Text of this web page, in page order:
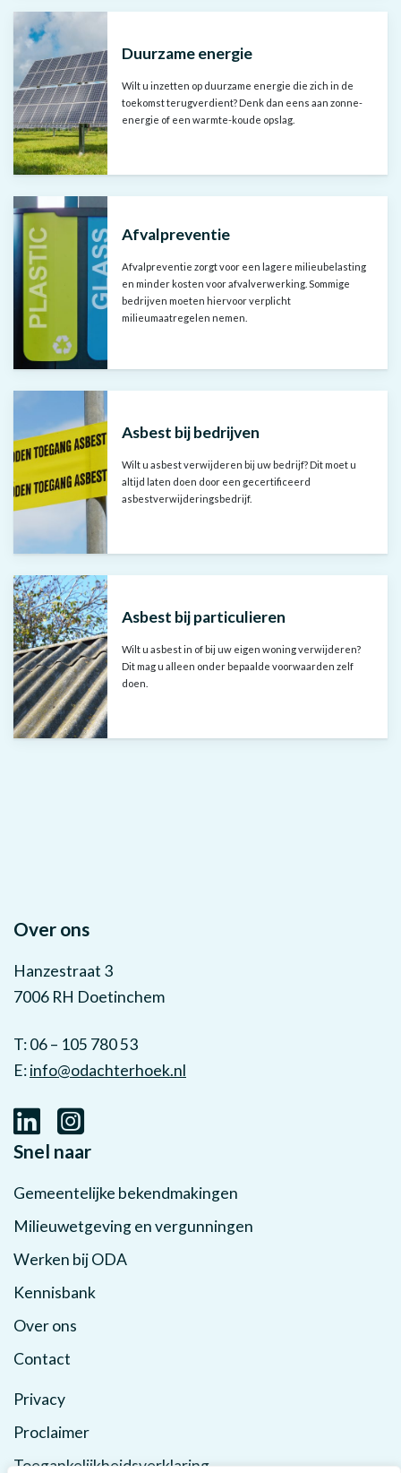
Duurzame energie
Wilt u inzetten op duurzame energie die zich in de
toekomst terugverdient? Denk dan eens aan zonne-
energie of een warmte-koude opslag.
Afvalpreventie
Afvalpreventie zorgt voor een lagere milieubelasting
en minder kosten voor afvalverwerking. Sommige
bedrijven moeten hiervoor verplicht
milieumaatregelen nemen.
Asbest bij bedrijven
Wilt u asbest verwijderen bij uw bedrijf? Dit moet u
altijd laten doen door een gecertificeerd
asbestverwijderingsbedrijf.
Asbest bij particulieren
Wilt u asbest in of bij uw eigen woning verwijderen?
Dit mag u alleen onder bepaalde voorwaarden zelf
doen.
Over ons
Hanzestraat 3
7006 RH Doetinchem
T: 06 – 105 780 53
E:info@odachterhoek.nl
Snel naar
Gemeentelijke bekendmakingen
Milieuwetgeving en vergunningen
Werken bij ODA
Kennisbank
Over ons
Contact
Privacy
Proclaimer
Toegankelijkheidsverklaring